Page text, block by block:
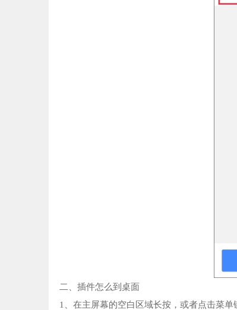
二、插件怎么到桌面
1、在主屏幕的空白区域长按，或者点击菜